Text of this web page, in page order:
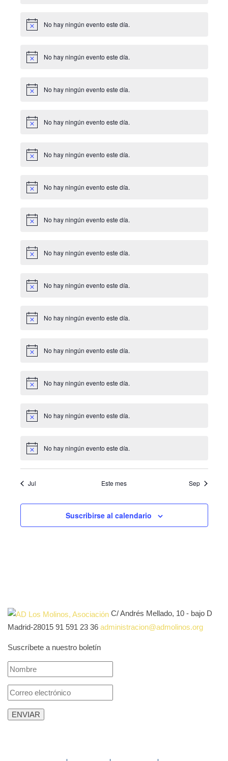
Aviso No hay ningún evento este día.
Aviso No hay ningún evento este día.
Aviso No hay ningún evento este día.
Aviso No hay ningún evento este día.
Aviso No hay ningún evento este día.
Aviso No hay ningún evento este día.
Aviso No hay ningún evento este día.
Aviso No hay ningún evento este día.
Aviso No hay ningún evento este día.
Aviso No hay ningún evento este día.
Aviso No hay ningún evento este día.
Aviso No hay ningún evento este día.
Aviso No hay ningún evento este día.
Aviso No hay ningún evento este día.
Jul Este mes Sep
Suscribirse al calendario
C/ Andrés Mellado, 10 - bajo D
Madrid-28015 91 591 23 36 administracion@admolinos.org
Suscríbete a nuestro boletín